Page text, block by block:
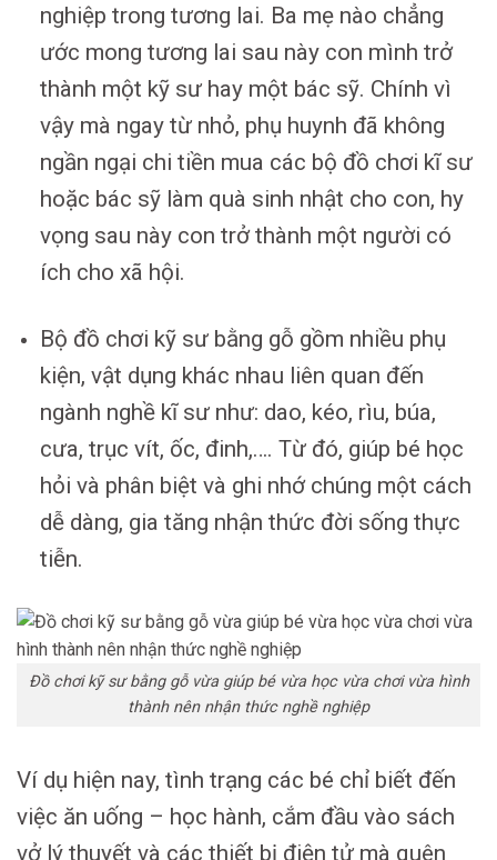
nghiệp trong tương lai. Ba mẹ nào chẳng
ước mong tương lai sau này con mình trở
thành một kỹ sư hay một bác sỹ. Chính vì
vậy mà ngay từ nhỏ, phụ huynh đã không
ngần ngại chi tiền mua các bộ đồ chơi kĩ sư
hoặc bác sỹ làm quà sinh nhật cho con, hy
vọng sau này con trở thành một người có
ích cho xã hội.
Bộ đồ chơi kỹ sư bằng gỗ gồm nhiều phụ
kiện, vật dụng khác nhau liên quan đến
ngành nghề kĩ sư như: dao, kéo, rìu, búa,
cưa, trục vít, ốc, đinh,…. Từ đó, giúp bé học
hỏi và phân biệt và ghi nhớ chúng một cách
dễ dàng, gia tăng nhận thức đời sống thực
tiễn.
Đồ chơi kỹ sư bằng gỗ vừa giúp bé vừa học vừa chơi vừa hình
thành nên nhận thức nghề nghiệp
Ví dụ hiện nay, tình trạng các bé chỉ biết đến
việc ăn uống – học hành, cắm đầu vào sách
vở lý thuyết và các thiết bị điện tử mà quên